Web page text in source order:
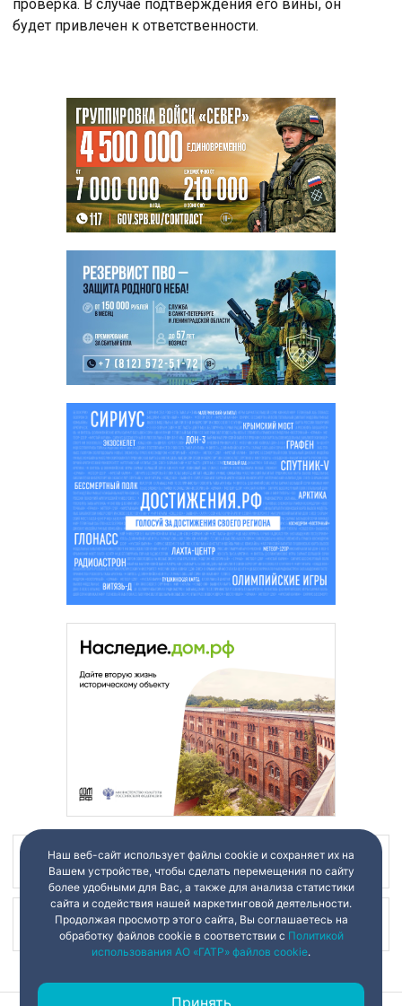
проверка. В случае подтверждения его вины, он
будет привлечен к ответственности.
Наш канал в
Наш канал в
Наш веб-сайт использует файлы cookie и сохраняет их на
Вашем устройстве, чтобы сделать перемещения по сайту
более удобными для Вас, а также для анализа статистики
сайта и содействия нашей маркетинговой деятельности.
Продолжая просмотр этого сайта, Вы соглашаетесь на
обработку файлов cookie в соответствии с Политикой
использования АО «ГАТР» файлов cookie.